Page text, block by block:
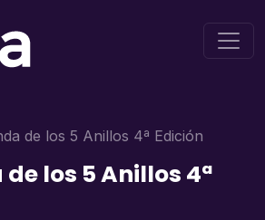
de los 5 Anillos 4ª Edición
de los 5 Anillos 4ª